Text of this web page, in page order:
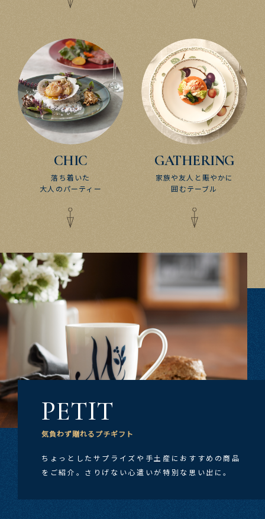
CHIC
落ち着いた
大人の​パーティー
GATHERING
家族や​友人と​賑やかに
​囲むテーブル
PETIT
気負わず​贈れる​プチギフト
ちょっとした​サプライズや​手土産に​おすすめの​商品
を​ご紹介。​さりげない​心遣いが​特別な​思い出に。